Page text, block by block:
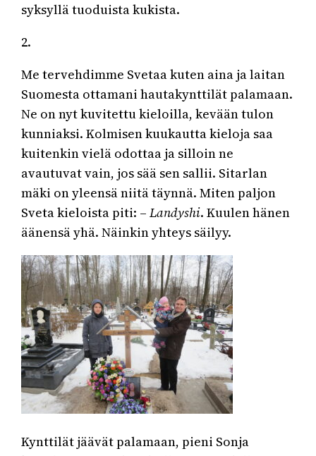
syksyllä tuoduista kukista.
2.
Me tervehdimme Svetaa kuten aina ja laitan
Suomesta ottamani hautakynttilät palamaan.
Ne on nyt kuvitettu kieloilla, kevään tulon
kunniaksi. Kolmisen kuukautta kieloja saa
kuitenkin vielä odottaa ja silloin ne
avautuvat vain, jos sää sen sallii. Sitarlan
mäki on yleensä niitä täynnä. Miten paljon
Sveta kieloista piti: –Landyshi. Kuulen hänen
äänensä yhä. Näinkin yhteys säilyy.
Kynttilät jäävät palamaan, pieni Sonja